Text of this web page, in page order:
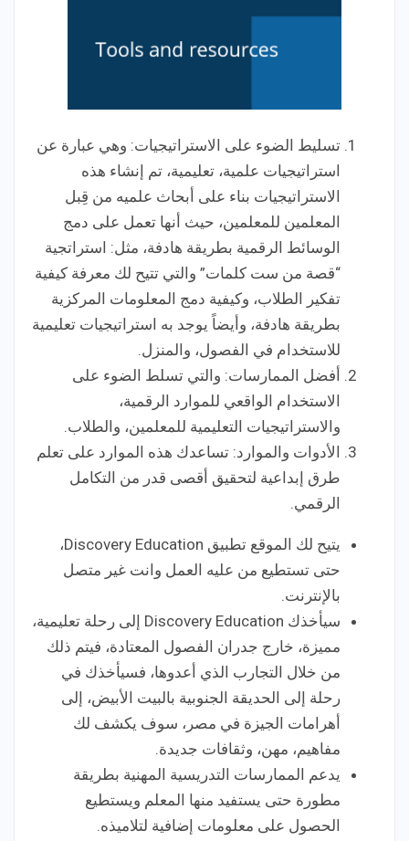
تسليط الضوء على الاستراتيجيات: وهي عبارة عن
استراتيجيات علمية، تعليمية، تم إنشاء هذه
الاستراتيجيات بناء على أبحاث علميه من قِبل
المعلمين للمعلمين، حيث أنها تعمل على دمج
الوسائط الرقمية بطريقة هادفة، مثل: استراتجية
“قصة من ست كلمات” والتي تتيح لك معرفة كيفية
تفكير الطلاب، وكيفية دمج المعلومات المركزية
بطريقة هادفة، وأيضاً يوجد به استراتيجيات تعليمية
للاستخدام في الفصول، والمنزل.
أفضل الممارسات: والتي تسلط الضوء على
الاستخدام الواقعي للموارد الرقمية،
والاستراتيجيات التعليمية للمعلمين، والطلاب.
الأدوات والموارد: تساعدك هذه الموارد على تعلم
طرق إبداعية لتحقيق أقصى قدر من التكامل
الرقمي.
يتيح لك الموقع تطبيق Discovery Education،
حتى تستطيع من عليه العمل وانت غير متصل
بالإنترنت.
سيأخذك Discovery Education إلى رحلة تعليمية،
مميزة، خارج جدران الفصول المعتادة، فيتم ذلك
من خلال التجارب الذي أعدوها، فسيأخذك في
رحلة إلى الحديقة الجنوبية بالبيت الأبيض، إلى
أهرامات الجيزة في مصر، سوف يكشف لك
مفاهيم، مهن، وثقافات جديدة.
يدعم الممارسات التدريسية المهنية بطريقة
مطورة حتى يستفيد منها المعلم ويستطيع
الحصول على معلومات إضافية لتلاميذه.